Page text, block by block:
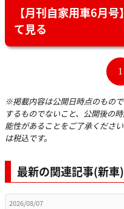
【月刊自家用車6月
て見る
1
※掲載内容は公開日時点のもの
するものでないこと、公開後の
能性があることをご了承くださ
は税込です。
最新の関連記事(新車)
2026/08/07